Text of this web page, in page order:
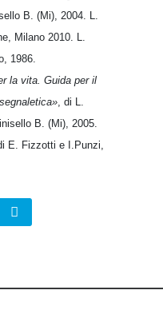
B. (Mi), 2004. L.
Milano 2010. L.
1986.
la vita. Guida per il
, di L.
B. (Mi), 2005.
E. Fizzotti e I.Punzi,